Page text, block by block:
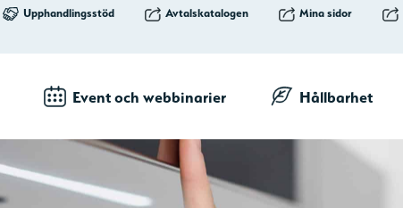
Upphandlingsstöd Avtalskatalogen Mina sidor
Event och webbinarier Hållbarhet